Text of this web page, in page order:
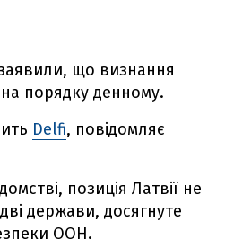
заявили, що визнання
порядку денному.
Delfi, повідомляє
позиція Латвії не
держави, досягнуте
ООН.